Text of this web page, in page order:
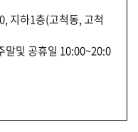
지하1층(고척동, 고척
및 공휴일 10:00~20:0